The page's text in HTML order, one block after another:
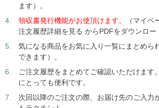
ます）。
領収書発行機能がお使頂けます。
（マイ
注文履歴詳細を見る からPDFをダウンロー
気になる商品をお気に入り一覧にまとめら
できます）。
ご注文履歴をまとめてご確認いただけます
にとっても便利です。
次回以降のご注文の際、お届け先のご入力